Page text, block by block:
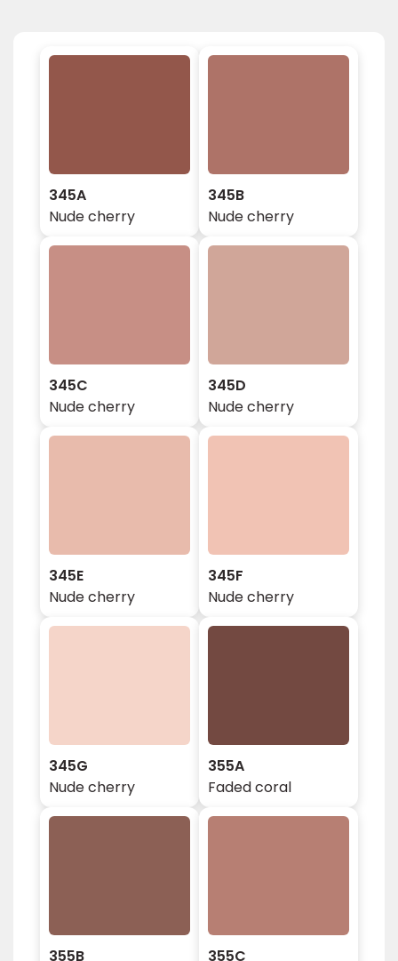
345A
Nude cherry
345B
Nude cherry
345C
Nude cherry
345D
Nude cherry
345E
Nude cherry
345F
Nude cherry
345G
Nude cherry
355A
Faded coral
355B 355C